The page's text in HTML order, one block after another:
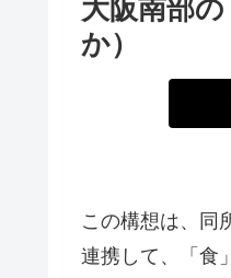
大阪南部
か）
この構想は、同
連携して、「食